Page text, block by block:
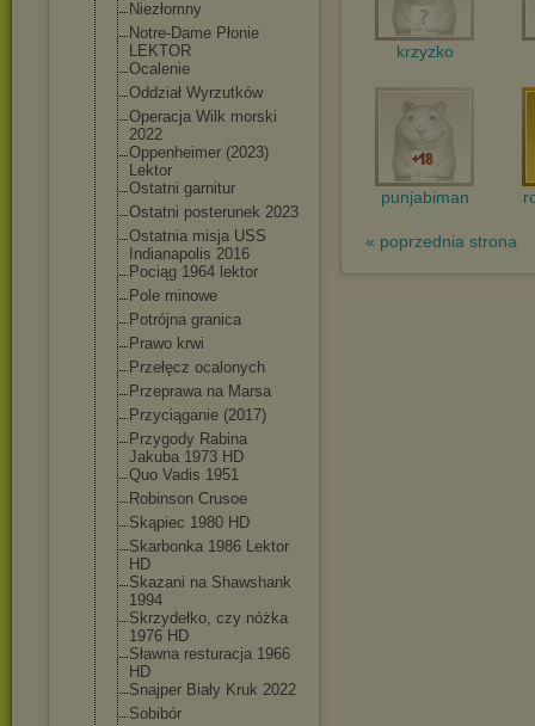
Niezłomny
Notre-Dame Płonie
LEKTOR
Ocalenie
Oddział Wyrzutków
Operacja Wilk morski
2022
Oppenheimer (2023)
Lektor
Ostatni garnitur
Ostatni posterunek 2023
Ostatnia misja USS
Indianapolis 2016
Pociąg 1964 lektor
Pole minowe
Potrójna granica
Prawo krwi
Przełęcz ocalonych
Przeprawa na Marsa
Przyciąganie (2017)
Przygody Rabina
Jakuba 1973 HD
Quo Vadis 1951
Robinson Crusoe
Skąpiec 1980 HD
Skarbonka 1986 Lektor
HD
Skazani na Shawshank
1994
Skrzydełko, czy nóżka
1976 HD
Sławna resturacja 1966
HD
Snajper Biały Kruk 2022
Sobibór
krzyzko
punjabiman
« poprzednia strona